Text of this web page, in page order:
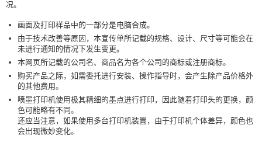
况。
画面及打印样品中的一部分是电脑合成。
由于技术改善等原因，本宣传单所记载的规格、设计、尺寸等可能会在
未进行通知的情况下发生变更。
本网页所记载的公司名、商品名为各个公司的商标或注册商标。
购买产品之际，如需委托进行安装、操作指导时，会产生除产品价格外
的其他费用。
喷墨打印机使用极其精细的墨点进行打印，因此随着打印头的更换，颜
色可能略有不同。
还应当注意，如果使用多台打印机装置，由于打印机个体差异，颜色也
会出现微妙变化。